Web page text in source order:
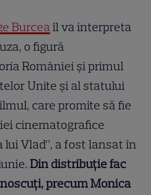
Burcea îl va interpreta
o figură
României și primul
Unite și al statului
care promite să fie
cinematografice
lui Vlad”, a fost lansat în
Din distribuție fac
precum Monica